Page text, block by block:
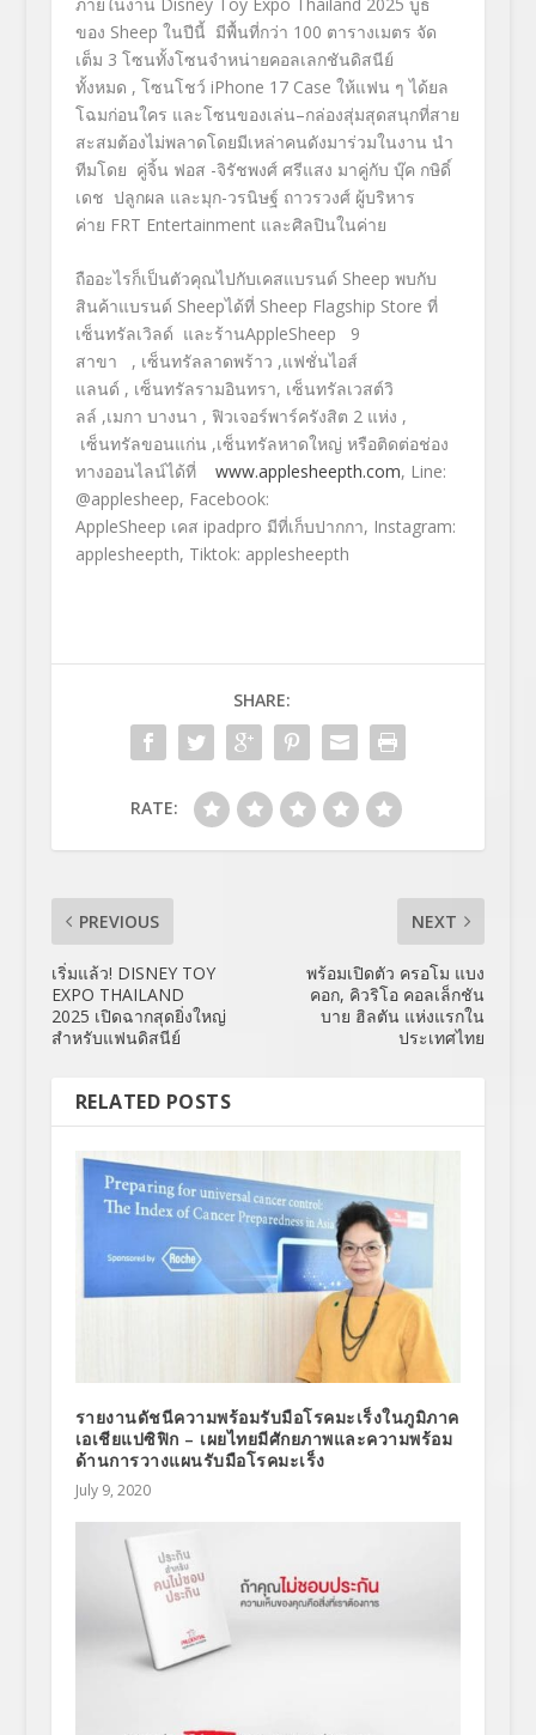
ของ Sheep ในปีนี้ มีพื้นที่กว่า 100 ตารางเมตร จัด
เต็ม 3 โซนทั้งโซนจำหน่ายคอลเลกชันดิสนีย์
ทั้งหมด , โซนโชว์ iPhone 17 Case ให้แฟน ๆ ได้ยล
โฉมก่อนใคร และโซนของเล่น–กล่องสุ่มสุดสนุกที่สาย
สะสมต้องไม่พลาดโดยมีเหล่าคนดังมาร่วมในงาน นำ
ทีมโดย คู่จิ้น ฟอส -จิรัชพงศ์ ศรีแสง มาคู่กับ บุ๊ค กษิดิ์
เดช ปลูกผล และมุก-วรนิษฐ์ ถาวรวงศ์ ผู้บริหาร
ค่าย FRT Entertainment และศิลปินในค่าย
ถืออะไรก็เป็นตัวคุณไปกับเคสแบรนด์ Sheep พบกับ
สินค้าแบรนด์ Sheepได้ที่ Sheep Flagship Store ที่
เซ็นทรัลเวิลด์ และร้านAppleSheep 9
สาขา , เซ็นทรัลลาดพร้าว ,แฟชั่นไอส์
แลนด์ , เซ็นทรัลรามอินทรา, เซ็นทรัลเวสต์วิ
ลล์ ,เมกา บางนา , ฟิวเจอร์พาร์ครังสิต 2 แห่ง ,
เซ็นทรัลขอนแก่น ,เซ็นทรัลหาดใหญ่ หรือติดต่อช่อง
ทางออนไลน์ได้ที่ www.applesheepth.com, Line:
@applesheep, Facebook:
AppleSheep เคส ipadpro มีที่เก็บปากกา, Instagram:
applesheepth, Tiktok: applesheepth
SHARE:
RATE:
PREVIOUS
เริ่มแล้ว! DISNEY TOY
EXPO THAILAND
2025 เปิดฉากสุดยิ่งใหญ่
สำหรับแฟนดิสนีย์
NEXT
พร้อมเปิดตัว ครอโม แบง
คอก, คิวริโอ คอลเล็กชัน
บาย ฮิลตัน แห่งแรกใน
ประเทศไทย
RELATED POSTS
รายงานดัชนีความพร้อมรับมือโรคมะเร็งในภูมิภาค
เอเชียแปซิฟิก – เผยไทยมีศักยภาพและความพร้อม
ด้านการวางแผนรับมือโรคมะเร็ง
July 9, 2020